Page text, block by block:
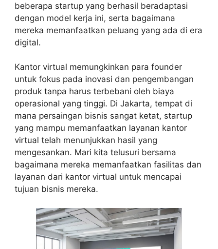
beberapa startup yang berhasil beradaptasi
dengan model kerja ini, serta bagaimana
mereka memanfaatkan peluang yang ada di era
digital.
Kantor virtual memungkinkan para founder
untuk fokus pada inovasi dan pengembangan
produk tanpa harus terbebani oleh biaya
operasional yang tinggi. Di Jakarta, tempat di
mana persaingan bisnis sangat ketat, startup
yang mampu memanfaatkan layanan kantor
virtual telah menunjukkan hasil yang
mengesankan. Mari kita telusuri bersama
bagaimana mereka memanfaatkan fasilitas dan
layanan dari kantor virtual untuk mencapai
tujuan bisnis mereka.